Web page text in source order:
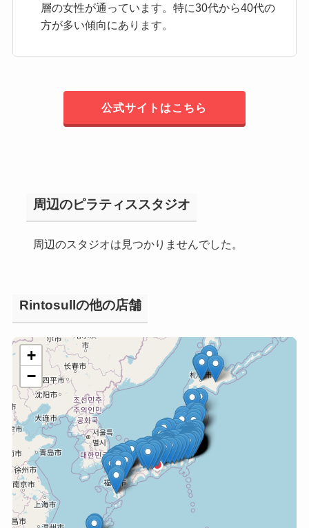
層の女性が通っています。​特に30代から40代の
方が多い傾向にあります。
公式サイトはこちら
周辺のピラティススタジオ
周辺のスタジオは見つかりませんでした。
Rintosullの他の店舗
+
−